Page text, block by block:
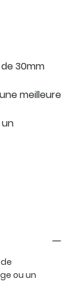
30mm
meilleure
ou un